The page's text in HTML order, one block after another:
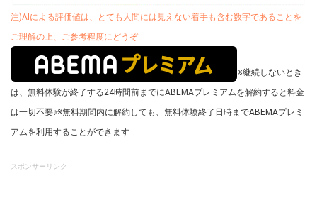
注)AIによる評価値は、とても人間には見えない着手も含む数字であることを
ご理解の上、ご参考程度にどうぞ
※継続しないとき
は、無料体験が終了する24時間前までにABEMAプレミアムを解約すると料金
は一切不要♪※無料期間内に解約しても、無料体験終了日時までABEMAプレミ
アムを利用することができます
スポンサーリンク